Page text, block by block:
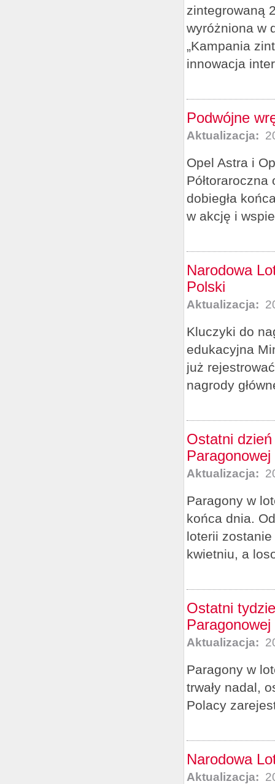
zintegrowaną
wyróżniona w
„Kampania
innowacja
Podwójne
Aktualizacja:
Opel Astra i
dobiegła
w akcję i
Narodowa
Polski
Aktualizacja:
Kluczyki do
edukacyjna
już
nagrody
Ostatni
Paragonowej
Aktualizacja:
Paragony w
końca dnia.
loterii
kwietniu, a
Ostatni
Paragonowej
Aktualizacja:
Paragony w
trwały nadal,
Polacy
Narodowa
Aktualizacja: